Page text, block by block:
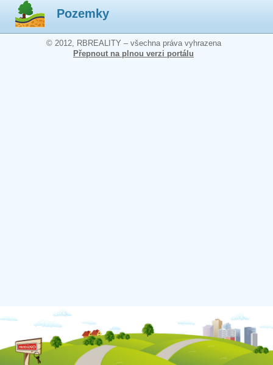
Pozemky
© 2012, RBREALITY – všechna práva vyhrazena
Přepnout na plnou verzi portálu